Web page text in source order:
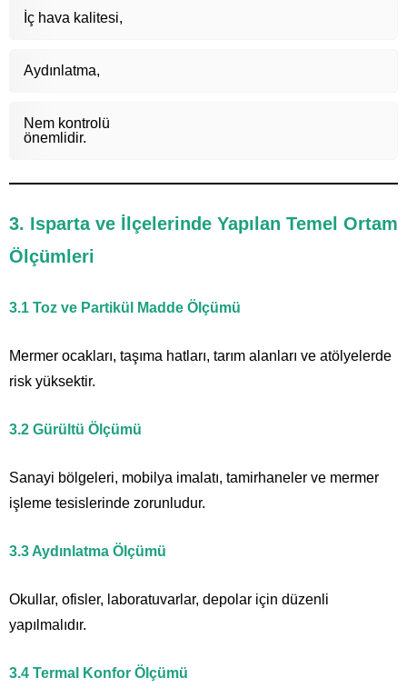
İç hava kalitesi,
Aydınlatma,
Nem kontrolü
önemlidir.
3. Isparta ve İlçelerinde Yapılan Temel Ortam
Ölçümleri
3.1 Toz ve Partikül Madde Ölçümü
Mermer ocakları, taşıma hatları, tarım alanları ve atölyelerde
risk yüksektir.
3.2 Gürültü Ölçümü
Sanayi bölgeleri, mobilya imalatı, tamirhaneler ve mermer
işleme tesislerinde zorunludur.
3.3 Aydınlatma Ölçümü
Okullar, ofisler, laboratuvarlar, depolar için düzenli
yapılmalıdır.
3.4 Termal Konfor Ölçümü